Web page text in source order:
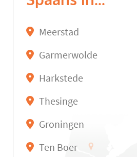
Meerstad
Garmerwolde
Harkstede
Thesinge
Groningen
Ten Boer